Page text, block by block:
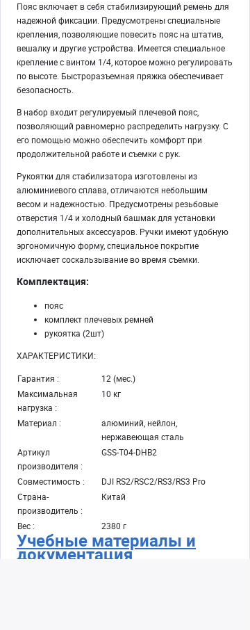
Пояс включает в себя стабилизирующий ремень для
надежной фиксации. Предусмотрены специальные
крепления, позволяющие повесить пояс на штатив,
вешалку и другие устройства. Имеется специальное
крепление с винтом 1/4, которое можно регулировать
по высоте. Быстроразъемная пряжка обеспечивает
безопасность.
В набор входит регулируемый плечевой пояс,
позволяющий равномерно распределить нагрузку. С
его помощью можно обеспечить комфорт при
продолжительной работе и съемки с рук.
Рукоятки для стабилизатора изготовлены из
алюминиевого сплава, отличаются небольшим
весом и надежностью. Предусмотрены резьбовые
отверстия 1/4 и холодный башмак для установки
дополнительных аксессуаров. Ручки имеют удобную
эргономичную форму, специальное покрытие
исключает соскальзывание во время съемки.
Комплектация:
пояс
комплект плечевых ремней
рукоятка (2шт)
ХАРАКТЕРИСТИКИ:
Гарантия :
12 (мес.)
Максимальная
нагрузка :
10 кг
Материал :
алюминий, нейлон,
нержавеющая сталь
Артикул
производителя :
GSS-T04-DHB2
Совместимость :
DJI RS2/RSC2/RS3/RS3 Pro
Страна-
производитель :
Китай
Вес : 2380 г
Учебные материалы и
документация